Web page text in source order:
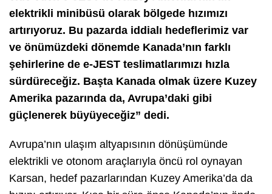
elektrikli minibüsü olarak bölgede hızımızı
artırıyoruz. Bu pazarda iddialı hedeflerimiz var
ve önümüzdeki dönemde Kanada’nın farklı
şehirlerine de e-JEST teslimatlarımızı hızla
sürdüreceğiz. Başta Kanada olmak üzere Kuzey
Amerika pazarında da, Avrupa’daki gibi
güçlenerek büyüyeceğiz” dedi.
Avrupa’nın ulaşım altyapısının dönüşümünde
elektrikli ve otonom araçlarıyla öncü rol oynayan
Karsan, hedef pazarlarından Kuzey Amerika’da da